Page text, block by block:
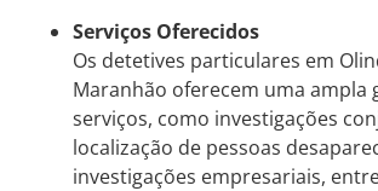
Serviços Oferecidos
Os detetives particulares em
Maranhão oferecem uma ampla
serviços, como investigações
localização de pessoas
investigações empresariais,